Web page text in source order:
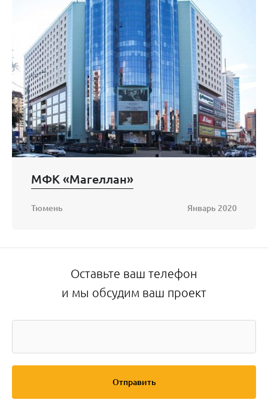
МФК «Магеллан»
Тюмень Январь 2020
Оставьте ваш телефон
и мы обсудим ваш проект
Отправить